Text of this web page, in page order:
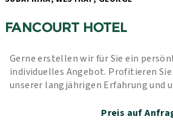
FANCOURT HOTEL
Gerne erstellen wir für Sie ein
individuelles Angebot. Profitieren
unserer langjährigen Erfahrung und
Preis auf